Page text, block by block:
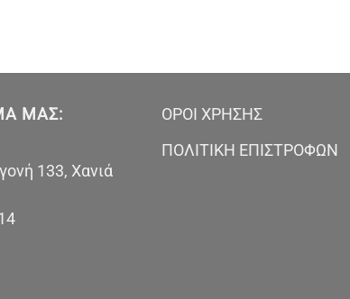
ΜΑΣ:
133, Χανιά
ΟΡΟΙ ΧΡΗΣΗΣ
ΠΟΛΙΤΙΚΗ ΕΠΙΣΤΡΟΦΩΝ